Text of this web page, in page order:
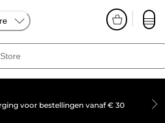
voor bestellingen vanaf € 30